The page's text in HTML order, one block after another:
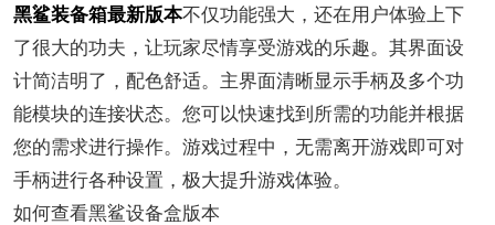
黑鲨装备箱最新版本不仅功能强大，还在用户体验上下
了很大的功夫，让玩家尽情享受游戏的乐趣。其界面设
计简洁明了，配色舒适。主界面清晰显示手柄及多个功
能模块的连接状态。您可以快速找到所需的功能并根据
您的需求进行操作。游戏过程中，无需离开游戏即可对
手柄进行各种设置，极大提升游戏体验。
如何查看黑鲨设备盒版本